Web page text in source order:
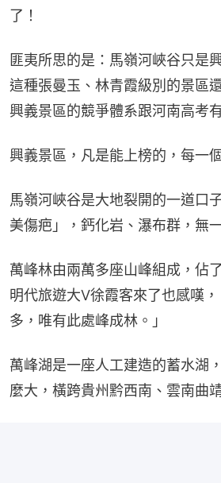
了！
匪夷所思的是：馬嶺河峽谷只是
這種張曼玉、林青霞級別的景區
興義景區的競爭體系跟河南高考
興義景區，凡是能上榜的，每一
馬嶺河峽谷是大地裂開的一道口
美傷疤」，鈣化岩、瀑布群，無
萬峰林由兩萬多座山峰組成，佔
明代旅遊大V徐霞客來了也感嘆
多，唯有此處峰成林。」
萬峰湖是一座人工建造的蓄水湖
麼大，橫跨貴州黔西南、雲南曲